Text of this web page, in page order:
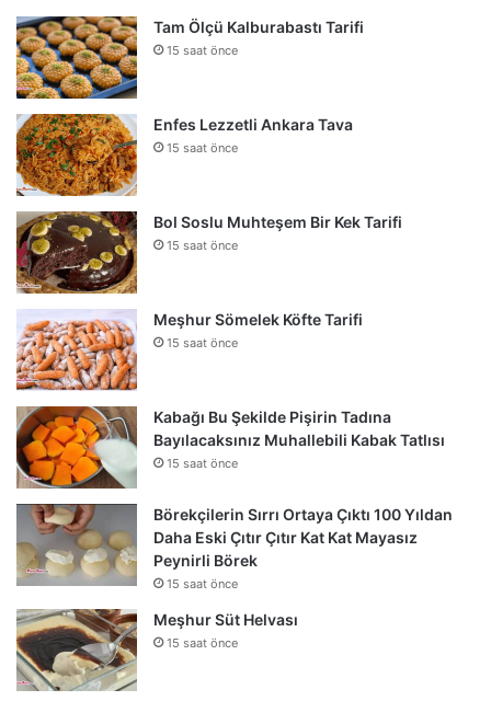
Tam Ölçü Kalburabastı Tarifi
15 saat önce
Enfes Lezzetli Ankara Tava
15 saat önce
Bol Soslu Muhteşem Bir Kek Tarifi
15 saat önce
Meşhur Sömelek Köfte Tarifi
15 saat önce
Kabağı Bu Şekilde Pişirin Tadına
Bayılacaksınız Muhallebili Kabak Tatlısı
15 saat önce
Börekçilerin Sırrı Ortaya Çıktı 100 Yıldan
Daha Eski Çıtır Çıtır Kat Kat Mayasız
Peynirli Börek
15 saat önce
Meşhur Süt Helvası
15 saat önce